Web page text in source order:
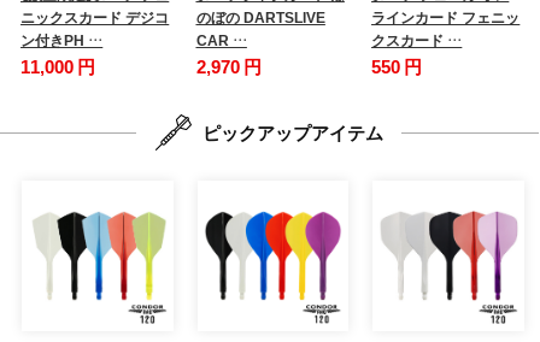
ニックスカード デジコ
ン付きPH …
11,000 円
のぼの DARTSLIVE
CAR …
2,970 円
ラインカード フェニッ
クスカード …
550 円
ピックアップアイテム